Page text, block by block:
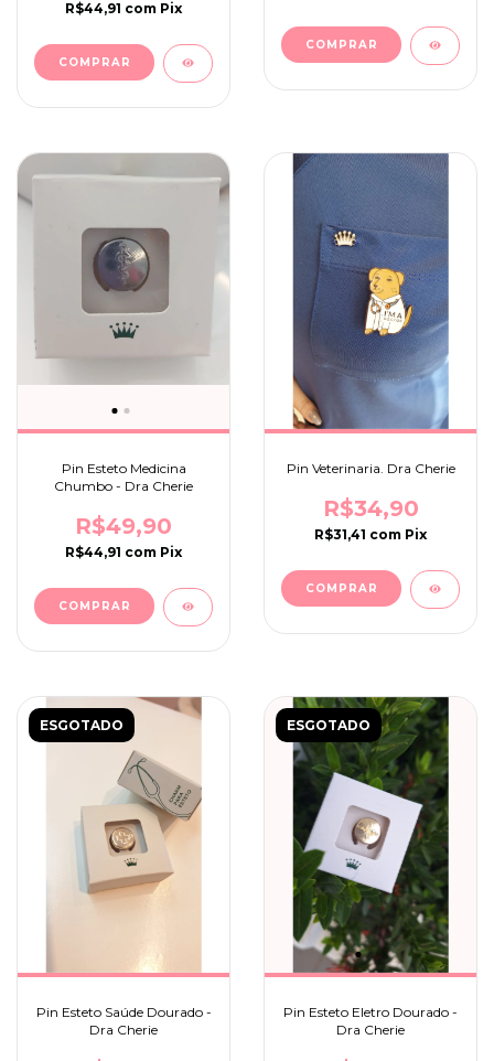
R$44,91 com Pix
Pin Esteto Medicina
Chumbo - Dra Cherie
R$49,90
R$44,91 com Pix
Pin Veterinaria. Dra Cherie
R$34,90
R$31,41 com Pix
ESGOTADO
Pin Esteto Saúde Dourado -
Dra Cherie
ESGOTADO
Pin Esteto Eletro Dourado -
Dra Cherie